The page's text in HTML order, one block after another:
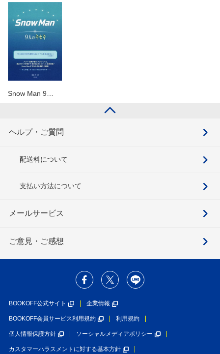
Snow Man 9…
ヘルプ・ご質問
配送料について
支払い方法について
メールサービス
ご意見・ご感想
BOOKOFF公式サイト 企業情報
BOOKOFF会員サービス利用規約 利用規約
個人情報保護方針 ソーシャルメディアポリシー
カスタマーハラスメントに対する基本方針